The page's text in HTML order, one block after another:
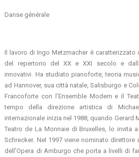
Danse générale
Il lavoro di Ingo Metzmacher è
del repertorio del XX e XXI secolo e
innovativi. Ha studiato pianoforte, teoria
ad Hannover, sua città natale, Salisburgo e
Francoforte con l’Ensemble Modern e il
tempo della direzione artistica di
internazionale inizia nel 1988, quando Gerard
Teatro de La Monnaie di Bruxelles, lo invita
Schrecker. Nel 1997 viene nominato
dell’Opera di Amburgo che porta a livelli di